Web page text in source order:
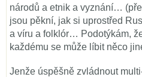
národů a etnik a vyznání…
jsou pěkní, jak si uprostřed
a víru a folklór… Podotýkám,
každému se může líbit něco
Jenže úspěšně zvládnout